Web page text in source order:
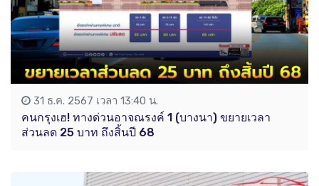
31 ธ.ค. 2567 เวลา 13:40 น.
คนกรุงเฮ! ทางด่วนอาจณรงค์ 1 (บางนา) ขยายเวลา
ส่วนลด 25 บาท ถึงสิ้นปี 68